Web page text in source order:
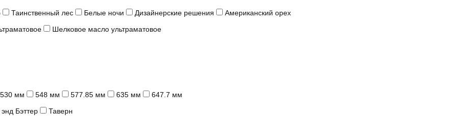
Таинственный лес Белые ночи Дизайнерские решения
Американский орех
Шелковое масло ультраматовое
530 мм 548 мм 577.85 мм 635 мм
647.7 мм
Бэттер
Таверн